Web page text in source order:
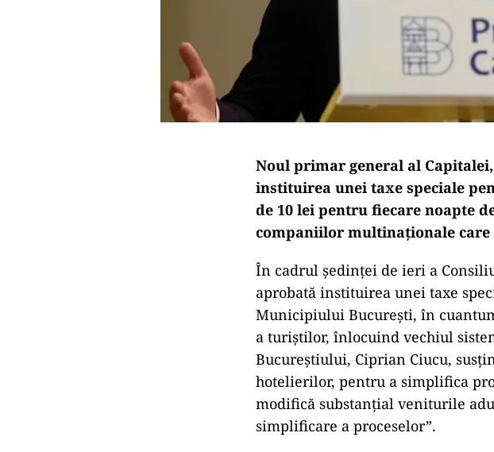
Noul primar general al
instituirea unei taxe speciale
de 10 lei pentru fiecare noapte
companiilor multinaționale
În cadrul ședinței de ieri a
aprobată instituirea unei taxe
Municipiului București, în
a turiștilor, înlocuind vechiul
Bucureștiului, Ciprian Ciucu,
hotelierilor, pentru a simplifica
modifică substanțial veniturile
simplificare a proceselor”.